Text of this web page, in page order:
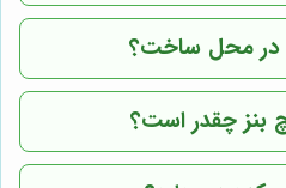
در محل ساخت؟
چقدر است؟